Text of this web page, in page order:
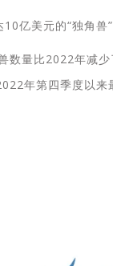
亿美元的“独角
数量比2022年减
年第四季度以来